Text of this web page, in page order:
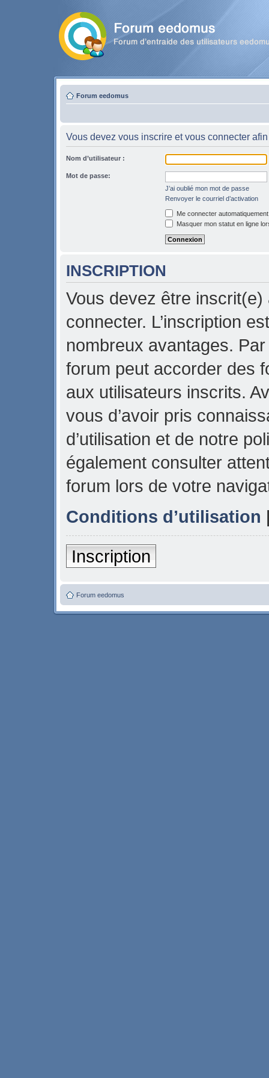
Forum eedomus
Vous devez vous inscrire et vous connecter
Nom d’utilisateur :
Mot de passe:
J’ai oublié mon mot de passe
Renvoyer le courriel d’activation
Me connecter
Masquer mon statut en ligne
INSCRIPTION
Vous devez être
connecter. L’inscription
nombreux avantages.
forum peut accorder des
aux utilisateurs inscrits.
vous d’avoir pris
d’utilisation et de notre
également consulter
forum lors de votre
Conditions d’utilisation
Inscription
Forum eedomus